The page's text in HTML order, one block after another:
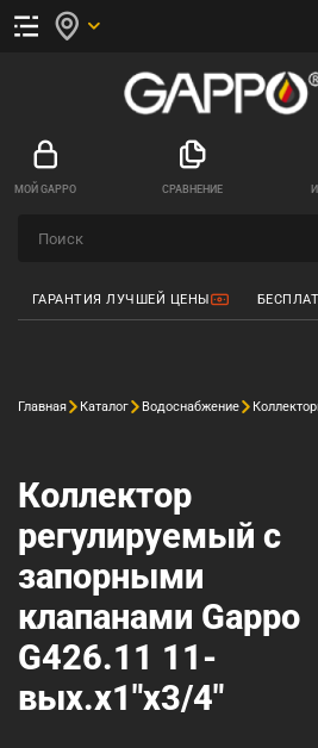
МОЙ GAPPO СРАВНЕНИЕ
ГАРАНТИЯ ЛУЧШЕЙ ЦЕНЫ
Главная Каталог Водоснабжение
Коллектор
регулируемый с
запорными
клапанами Gappo
G426.11 11-
вых.x1"x3/4"